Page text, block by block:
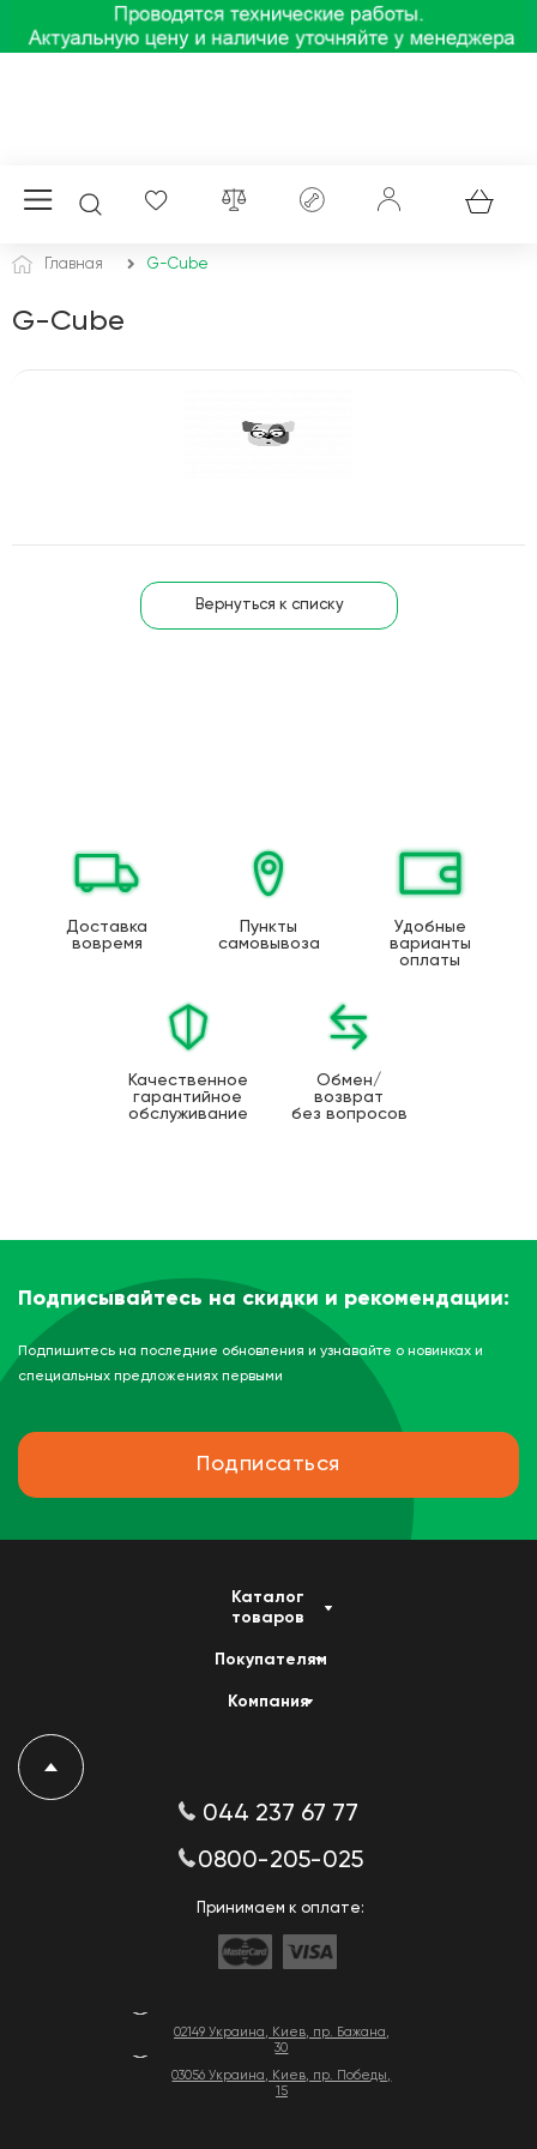
Главная G-Cube
G-Cube
Вернуться к списку
Доставка
вовремя
Пункты
самовывоза
Удобные
варианты
оплаты
Качественное
гарантийное
обслуживание
Обмен/
возврат
без вопросов
Подписывайтесь на скидки и рекомендации:
Подпишитесь на последние обновления и узнавайте о новинках и
специальных предложениях первыми
Подписаться
02149 Украина, Киев, пр. Бажана,
30
03056 Украина, Киев, пр. Победы,
15
Каталог
товаров
Покупателям
Компания
044 237 67 77
0800-205-025
Принимаем к оплате: